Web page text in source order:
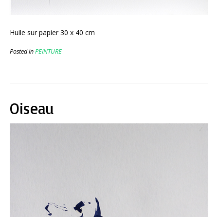
Huile sur papier 30 x 40 cm
Posted inPEINTURE
Oiseau